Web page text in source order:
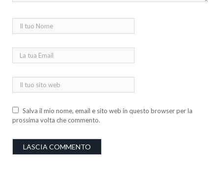
Salva il mio nome, email e sito web in questo browser per la
prossima volta che commento.